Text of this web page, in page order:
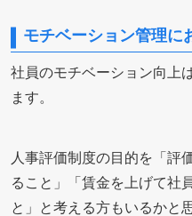
モチベーション管理に
社員のモチベーション向上
ます。
人事評価制度の目的を「評
ること」「賃金を上げて社
と」と考える方もいるかと